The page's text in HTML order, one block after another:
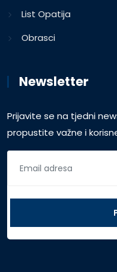
List Opatija
Obrasci
Newsletter
Prijavite se na tjedni
propustite važne i